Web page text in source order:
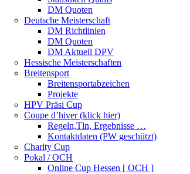
DM Quoten
Deutsche Meisterschaft
DM Richtlinien
DM Quoten
DM Aktuell DPV
Hessische Meisterschaften
Breitensport
Breitensportabzeichen
Projekte
HPV Präsi Cup
Coupe d’hiver (klick hier)
Regeln,Tln, Ergebnisse …
Kontaktdaten (PW geschützt)
Charity Cup
Pokal / OCH
Online Cup Hessen [ OCH ]